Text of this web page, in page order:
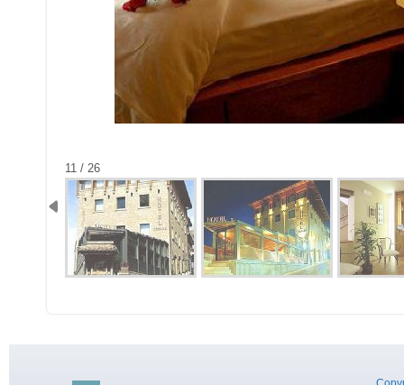
11 / 26